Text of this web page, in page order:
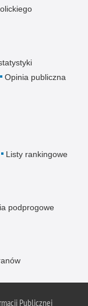
Opinia publiczna
Listy rankingowe
podprogowe
Publicznej